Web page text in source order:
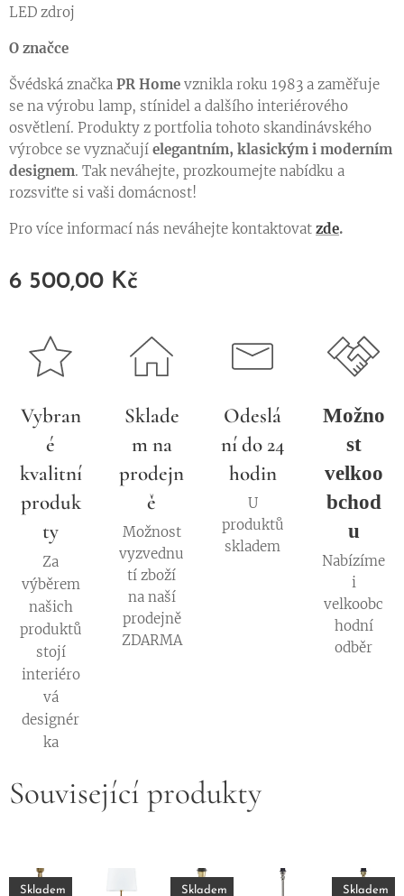
LED zdroj
O značce
Švédská značka PR Home vznikla roku 1983 a zaměřuje
se na výrobu lamp, stínidel a dalšího interiérového
osvětlení. Produkty z portfolia tohoto skandinávského
výrobce se vyznačují elegantním, klasickým i moderním
designem. Tak neváhejte, prozkoumejte nabídku a
rozsviťte si vaši domácnost!
Pro více informací nás neváhejte kontaktovat zde.
6 500,00 Kč
Vybran
é
kvalitní
produk
ty
Za
výběrem
našich
produktů
stojí
interiéro
vá
designér
ka
Sklade
m na
prodejn
ě
Možnost
vyzvednu
tí zboží
na naší
prodejně
ZDARMA
Odeslá
ní do 24
hodin
U
produktů
skladem
Možno
st
velkoo
bchod
u
Nabízíme
i
velkoobc
hodní
odběr
Související produkty
Skladem Skladem Skladem